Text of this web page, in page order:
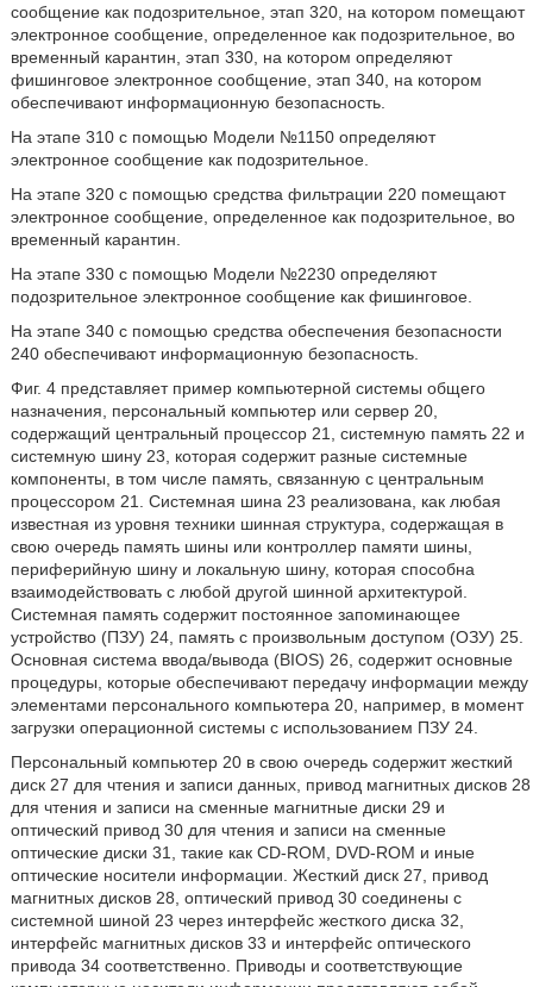
сообщение как подозрительное, этап 320, на котором помещают
электронное сообщение, определенное как подозрительное, во
временный карантин, этап 330, на котором определяют
фишинговое электронное сообщение, этап 340, на котором
обеспечивают информационную безопасность.
На этапе 310 с помощью Модели №1150 определяют
электронное сообщение как подозрительное.
На этапе 320 с помощью средства фильтрации 220 помещают
электронное сообщение, определенное как подозрительное, во
временный карантин.
На этапе 330 с помощью Модели №2230 определяют
подозрительное электронное сообщение как фишинговое.
На этапе 340 с помощью средства обеспечения безопасности
240 обеспечивают информационную безопасность.
Фиг. 4 представляет пример компьютерной системы общего
назначения, персональный компьютер или сервер 20,
содержащий центральный процессор 21, системную память 22 и
системную шину 23, которая содержит разные системные
компоненты, в том числе память, связанную с центральным
процессором 21. Системная шина 23 реализована, как любая
известная из уровня техники шинная структура, содержащая в
свою очередь память шины или контроллер памяти шины,
периферийную шину и локальную шину, которая способна
взаимодействовать с любой другой шинной архитектурой.
Системная память содержит постоянное запоминающее
устройство (ПЗУ) 24, память с произвольным доступом (ОЗУ) 25.
Основная система ввода/вывода (BIOS) 26, содержит основные
процедуры, которые обеспечивают передачу информации между
элементами персонального компьютера 20, например, в момент
загрузки операционной системы с использованием ПЗУ 24.
Персональный компьютер 20 в свою очередь содержит жесткий
диск 27 для чтения и записи данных, привод магнитных дисков 28
для чтения и записи на сменные магнитные диски 29 и
оптический привод 30 для чтения и записи на сменные
оптические диски 31, такие как CD-ROM, DVD-ROM и иные
оптические носители информации. Жесткий диск 27, привод
магнитных дисков 28, оптический привод 30 соединены с
системной шиной 23 через интерфейс жесткого диска 32,
интерфейс магнитных дисков 33 и интерфейс оптического
привода 34 соответственно. Приводы и соответствующие